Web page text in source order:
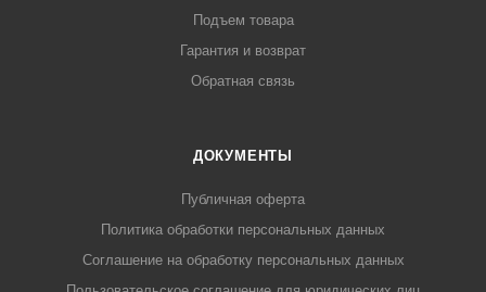
Подъем товара
Гарантия и возврат
Обратная связь
ДОКУМЕНТЫ
Публичная оферта
Политика обработки персональных данных
Соглашение на обработку персональных данных